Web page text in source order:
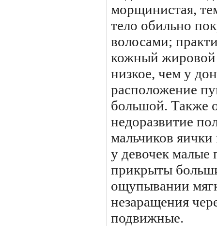
морщи­нистая,
тело обильно
волосами;
кожный жировой
низкое, чем у
расположение
большой. Также
недоразвитие
мальчиков
у девочек малые
прикрыты
ощупывании
незаращения
подвижные.